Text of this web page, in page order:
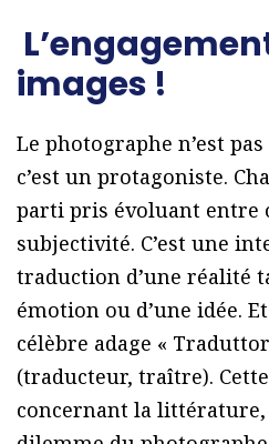
images !
Le photographe n’est
c’est un protagoniste.
parti pris évoluant entre
subjectivité. C’est une
traduction d’une réalité
émotion ou d’une idée.
célèbre adage «
(traducteur, traître).
concernant la